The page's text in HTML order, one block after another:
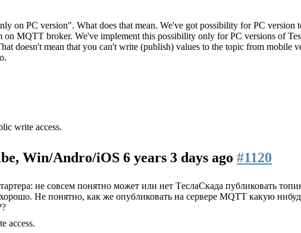
on PC version". What does that mean. We've got possibility for PC version
on MQTT broker. We've implement this possibility only for PC versions of
doesn't mean that you can't write (publish) values to the topic from mobile
write access.
Win/Andro/iOS 6 years 3 days ago #1120
не совсем понятно может или нет TеслаСкада публиковать
Не понятно, как же опубликовать на сервере MQTT какую
access.